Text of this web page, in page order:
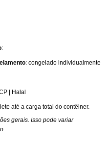
:
: congelado individualmente
| Halal
até a carga total do contêiner.
gerais. Isso pode variar